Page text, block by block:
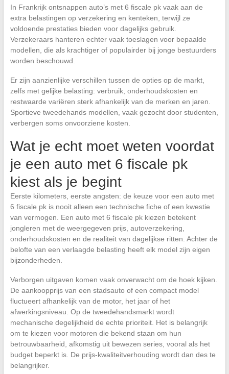
In Frankrijk ontsnappen auto’s met 6 fiscale pk vaak aan de
extra belastingen op verzekering en kenteken, terwijl ze
voldoende prestaties bieden voor dagelijks gebruik.
Verzekeraars hanteren echter vaak toeslagen voor bepaalde
modellen, die als krachtiger of populairder bij jonge bestuurders
worden beschouwd.
Er zijn aanzienlijke verschillen tussen de opties op de markt,
zelfs met gelijke belasting: verbruik, onderhoudskosten en
restwaarde variëren sterk afhankelijk van de merken en jaren.
Sportieve tweedehands modellen, vaak gezocht door studenten,
verbergen soms onvoorziene kosten.
Wat je echt moet weten voordat
je een auto met 6 fiscale pk
kiest als je begint
Eerste kilometers, eerste angsten: de keuze voor een auto met
6 fiscale pk is nooit alleen een technische fiche of een kwestie
van vermogen. Een auto met 6 fiscale pk kiezen betekent
jongleren met de weergegeven prijs, autoverzekering,
onderhoudskosten en de realiteit van dagelijkse ritten. Achter de
belofte van een verlaagde belasting heeft elk model zijn eigen
bijzonderheden.
Verborgen uitgaven komen vaak onverwacht om de hoek kijken.
De aankoopprijs van een stadsauto of een compact model
fluctueert afhankelijk van de motor, het jaar of het
afwerkingsniveau. Op de tweedehandsmarkt wordt
mechanische degelijkheid de echte prioriteit. Het is belangrijk
om te kiezen voor motoren die bekend staan om hun
betrouwbaarheid, afkomstig uit bewezen series, vooral als het
budget beperkt is. De prijs-kwaliteitverhouding wordt dan des te
belangrijker.